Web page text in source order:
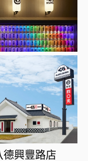
興豐路店